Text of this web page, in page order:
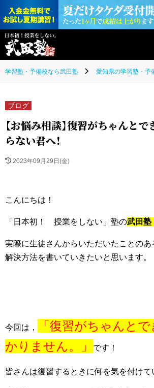
学習塾・予備校なら武田塾 愛知県の学習塾・予
ブログ
【お悩み相談】復習がちゃんと
らない君へ！
2023年09月29日(金)
こんにちは！
「日本初！ 授業をしない」塾の武田
実際に生徒さんからいただいたことのあ
解決方法を書いていきたいと思います。
今回は，
「復習がちゃんと
かりません。」
です！
皆さんは復習するときに何を気を付けて